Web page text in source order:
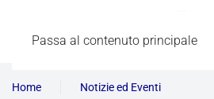
Passa al contenuto principale
Home
Notizie ed Eventi